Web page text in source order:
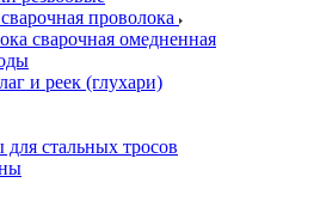
проволока
сварочная омедненная
и реек (глухари)
стальных тросов